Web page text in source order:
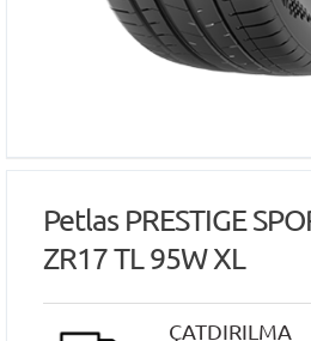
Petlas PRESTIGE
ZR17 TL 95W XL
ÇATDIRILMA